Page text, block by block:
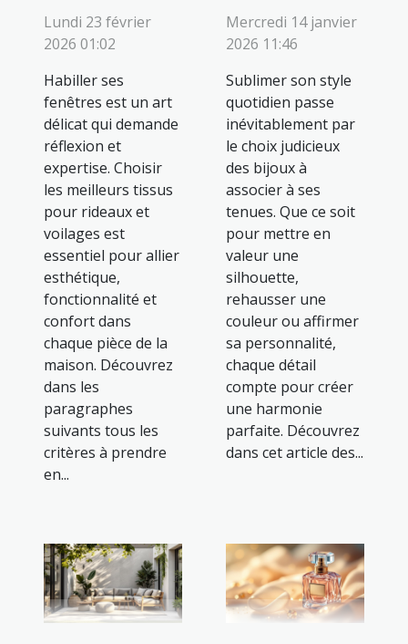
Lundi 23 février
2026 01:02
Habiller ses
fenêtres est un art
délicat qui demande
réflexion et
expertise. Choisir
les meilleurs tissus
pour rideaux et
voilages est
essentiel pour allier
esthétique,
fonctionnalité et
confort dans
chaque pièce de la
maison. Découvrez
dans les
paragraphes
suivants tous les
critères à prendre
en...
Mercredi 14 janvier
2026 11:46
Sublimer son style
quotidien passe
inévitablement par
le choix judicieux
des bijoux à
associer à ses
tenues. Que ce soit
pour mettre en
valeur une
silhouette,
rehausser une
couleur ou affirmer
sa personnalité,
chaque détail
compte pour créer
une harmonie
parfaite. Découvrez
dans cet article des...